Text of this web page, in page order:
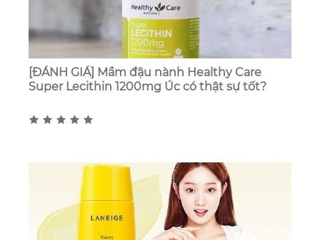
[ĐÁNH GIÁ] Mầm đậu nành Healthy Care
Super Lecithin 1200mg Úc có thật sự tốt?